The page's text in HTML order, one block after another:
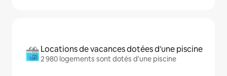
Locations de vacances dotées d'une piscine
2 980 logements sont dotés d'une piscine